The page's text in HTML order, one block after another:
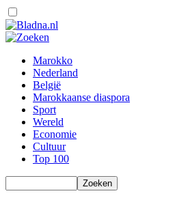
Marokko
Nederland
België
Marokkaanse diaspora
Sport
Wereld
Economie
Cultuur
Top 100